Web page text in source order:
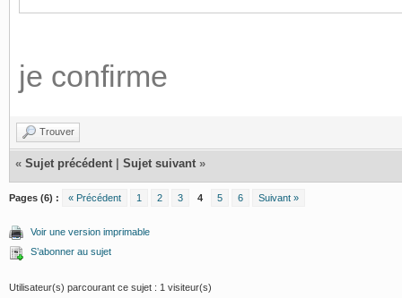
je confirme
Trouver
« Sujet précédent Sujet suivant »
Pages (6) : « Précédent 1 2 3 4 5 6 Suivant »
Voir une version imprimable
S’abonner au sujet
Utilisateur(s) parcourant ce sujet : 1 visiteur(s)